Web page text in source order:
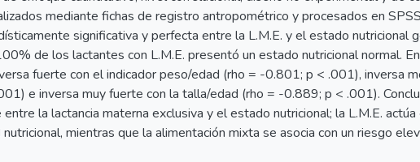
mediante fichas de registro antropométrico y procesados en
significativa y perfecta entre la L.M.E. y el estado
de los lactantes con L.M.E. presentó un estado nutricional normal.
fuerte con el indicador peso/edad (rho = -0.801; p < .001), inversa
e inversa muy fuerte con la talla/edad (rho = -0.889; p < .001).
la lactancia materna exclusiva y el estado nutricional; la L.M.E.
nutricional, mientras que la alimentación mixta se asocia con un riesgo